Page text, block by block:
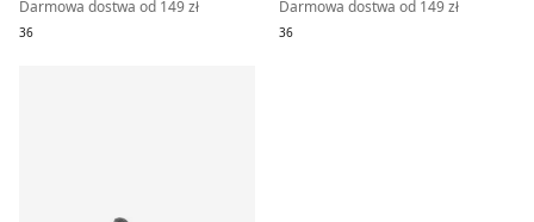
Darmowa dostwa od 149 zł
36
Darmowa dostwa od 149 zł
36